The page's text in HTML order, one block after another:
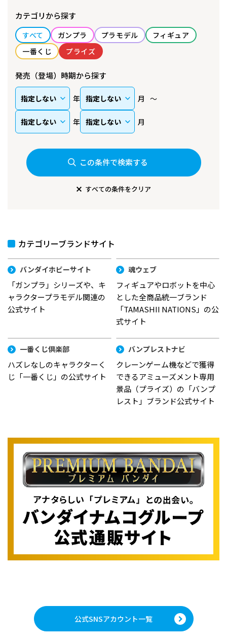
カテゴリから探す
すべて ガンプラ プラモデル
フィギュア
一番くじ
プライズ
発売（登場）時期から探す
年 月
年 月
この条件で検索する
すべての条件をクリア
カテゴリーブランドサイト
バンダイホビーサイト
「ガンプラ」シリーズや、キ
ャラクタープラモデル関連の
公式サイト
魂ウェブ
フィギュアやロボットを中心
とした全商品統一ブランド
「TAMASHII NATIONS」の公
式サイト
一番くじ倶楽部
ハズレなしのキャラクターく
じ「一番くじ」の公式サイト
バンプレストナビ
クレーンゲーム機などで獲得
できるアミューズメント専用
景品（プライズ）の「バンプ
レスト」ブランド公式サイト
公式SNSアカウント一覧